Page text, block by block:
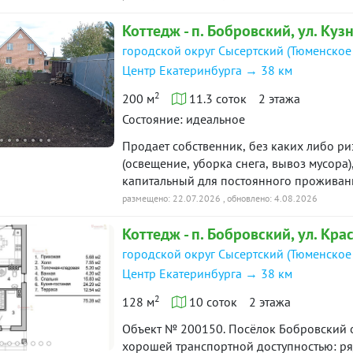
с вместительной нишей под шкаф,
мансарде огромное помещение
комфорт квартиры с современными
мечта?Дом в отделке под чистовую,
проверка безопасности, быстрый выход
доме, то это предложение для
соседи, где не будет проблем с
насладиться тишиной, свежим воздухом
родных и друзей. А еще здесь ночью
тишину.Можно прогуляться по лесу,
привести свои мысли в порядок и
достижения. Удобное расположение
удаленность от Екатеринбурга.В
упустите свою мечту, скорее звоните и
Коттедж - п. Бобровский, ул.
городской округ Сысертский
Центр Екатеринбурга → 38 км
200 м2 11.3 соток
2 этажа
Состояние: идеальное
Продает собственник, без каких либо
(освещение, уборка снега, вывоз
капитальный для постоянного
в доме, своя скважина, канализация.
отделения из профилированного бруса
инструмент и т.д. 11,3 сотки Много
размещено: 22.07.2026 , обновлено: 4.08.2026
Коттедж - п. Бобровский, ул.
городской округ Сысертский
Центр Екатеринбурга → 38 км
128 м2 10 соток 2 этажа
Объект № 200150. Посёлок Бобровский
хорошей транспортной доступностью: